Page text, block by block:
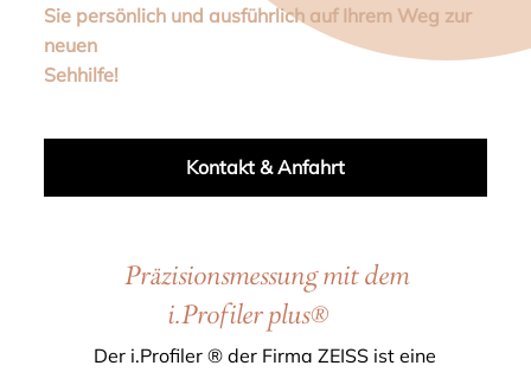
Sie persönlich und ausführlich auf Ihrem Weg zur
neuen
Sehhilfe!
Kontakt & Anfahrt
Präzisionsmessung mit dem
i.Profiler plus®
Der i.Profiler ® der Firma ZEISS ist eine